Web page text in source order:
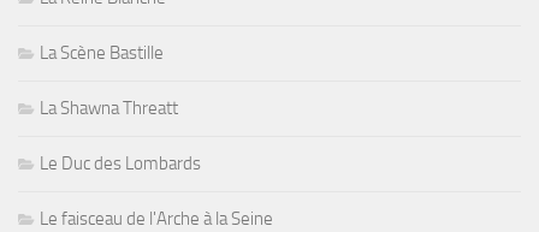
La Scène Bastille
La Shawna Threatt
Le Duc des Lombards
Le faisceau de l'Arche à la Seine